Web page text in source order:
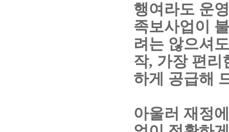
행여라도 운
족보사업이
려는 않으셔
작, 가장 편리
하게 공급해
아울러 재정